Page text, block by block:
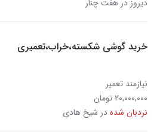
دیروز در هفت چنار
خرید گوشی شکسته،خراب،تعمیری
نیازمند تعمیر
۲۰,۰۰۰,۰۰۰ تومان
نردبان شدهدر شیخ هادی